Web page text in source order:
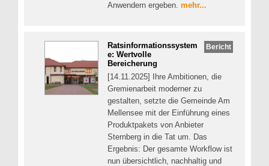
Anwendern ergeben. mehr...
Bericht
Ratsinformationssystem
e: Wertvolle
Bereicherung
[14.11.2025] Ihre Ambitionen, die
Gremienarbeit moderner zu
gestalten, setzte die Gemeinde Am
Mellensee mit der Einführung eines
Produktpakets von Anbieter
Sternberg in die Tat um. Das
Ergebnis: Der gesamte Workflow ist
nun übersichtlich, nachhaltig und